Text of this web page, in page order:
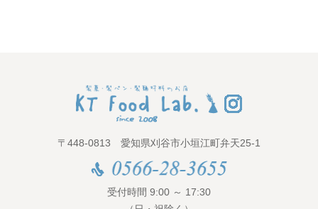
〒448-0813 愛知県刈谷市小垣江町弁天25-1
受付時間 9:00 ～ 17:30